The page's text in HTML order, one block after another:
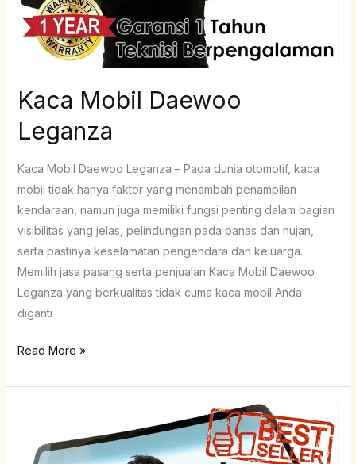
Kaca Mobil Daewoo
Leganza
Kaca Mobil Daewoo Leganza – Pada dunia otomotif, kaca
mobil tidak hanya faktor yang menambah penampilan
kendaraan, namun juga memiliki fungsi penting dalam bagian
visibilitas yang jelas, pelindungan pada panas dan hujan,
serta pastinya keselamatan pengendara dan keluarga.
Memilih jasa pasang serta penjualan Kaca Mobil Daewoo
Leganza yang berkualitas tidak cuma kaca mobil Anda
diganti
Read More »
Daewoo